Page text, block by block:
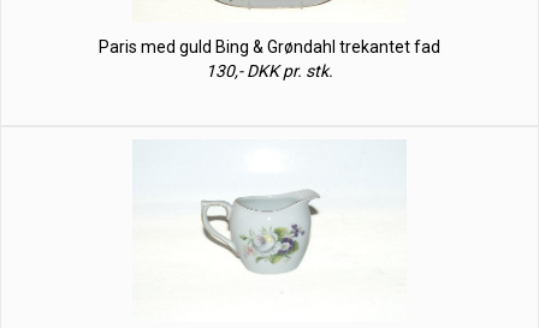
Paris med guld Bing & Grøndahl trekantet fad
130,- DKK pr. stk.